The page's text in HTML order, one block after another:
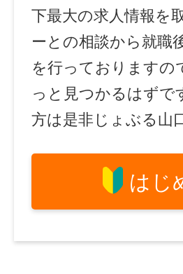
下最大の求人情報を
ーとの相談から就職
を行っておりますの
っと見つかるはずで
方は是非じょぶる山
はじ